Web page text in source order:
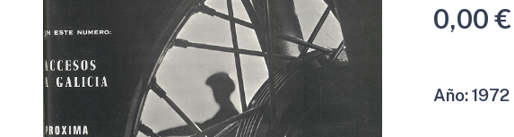
0,00€
Año:1972